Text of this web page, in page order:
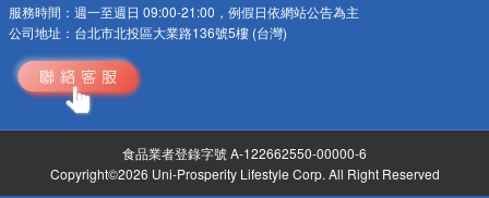
服務時間： 週一至週日 09:00-21:00，例假日依網站公告為主
公司地址： 台北市北投區大業路136號5樓 (台灣)
食品業者登錄字號 A-122662550-00000-6
Copyright©2026 Uni-Prosperity Lifestyle Corp. All Right Reserved